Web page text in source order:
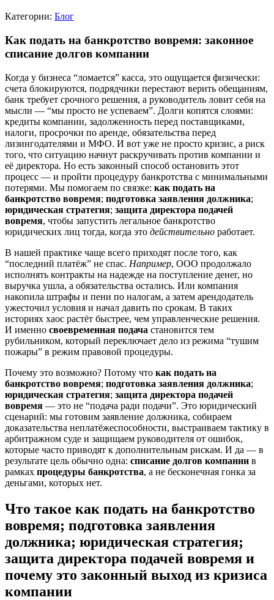
Категории: Блог
Как подать на банкротство вовремя: законное
списание долгов компании
Когда у бизнеса “ломается” касса, это ощущается физически:
счета блокируются, подрядчики перестают верить обещаниям,
банк требует срочного решения, а руководитель ловит себя на
мысли — “мы просто не успеваем”. Долги копятся слоями:
кредиты компании, задолженность перед поставщиками,
налоги, просрочки по аренде, обязательства перед
лизингодателями и МФО. И вот уже не просто кризис, а риск
того, что ситуацию начнут раскручивать против компании и
её директора. Но есть законный способ остановить этот
процесс — и пройти процедуру банкротства с минимальными
потерями. Мы помогаем по связке: как подать на
банкротство вовремя; подготовка заявления должника;
юридическая стратегия; защита директора подачей
вовремя, чтобы запустить легальное банкротство
юридических лиц тогда, когда это действительно работает.
В нашей практике чаще всего приходят после того, как
“последний платёж” не спас. Например, ООО продолжало
исполнять контракты на надежде на поступление денег, но
выручка ушла, а обязательства остались. Или компания
накопила штрафы и пени по налогам, а затем арендодатель
ужесточил условия и начал давить по срокам. В таких
историях хаос растёт быстрее, чем управленческие решения.
И именно своевременная подача становится тем
рубильником, который переключает дело из режима “тушим
пожары” в режим правовой процедуры.
Почему это возможно? Потому что как подать на
банкротство вовремя; подготовка заявления должника;
юридическая стратегия; защита директора подачей
вовремя — это не “подача ради подачи”. Это юридический
сценарий: мы готовим заявление должника, собираем
доказательства неплатёжеспособности, выстраиваем тактику в
арбитражном суде и защищаем руководителя от ошибок,
которые часто приводят к дополнительным рискам. И да — в
результате цель обычно одна: списание долгов компании в
рамках процедуры банкротства, а не бесконечная гонка за
деньгами, которых нет.
Что такое как подать на банкротство
вовремя; подготовка заявления
должника; юридическая стратегия;
защита директора подачей вовремя и
почему это законный выход из кризиса
компании